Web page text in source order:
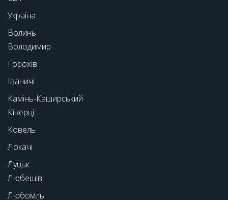
Україна
Волинь
Володимир
Горохів
Іваничі
Камінь-Каширський
Ківерці
Ковель
Локачі
Луцьк
Любешів
Любомль